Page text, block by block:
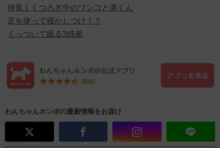
仲良くくつろぎ中のワンコと弟くん
足を使って寝かしつけ！？
くっついて眠る3姉弟
わんちゃんホンポの最新情報をお届け